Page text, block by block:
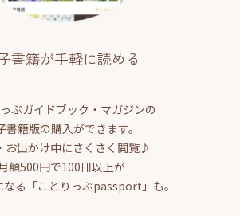
書籍が手軽に読める
ぷガイドブック・マガジンの
書籍版の購入ができます。
お出かけ中にさくさく閲覧♪
額500円で100冊以上が
る「ことりっぷpassport」も。